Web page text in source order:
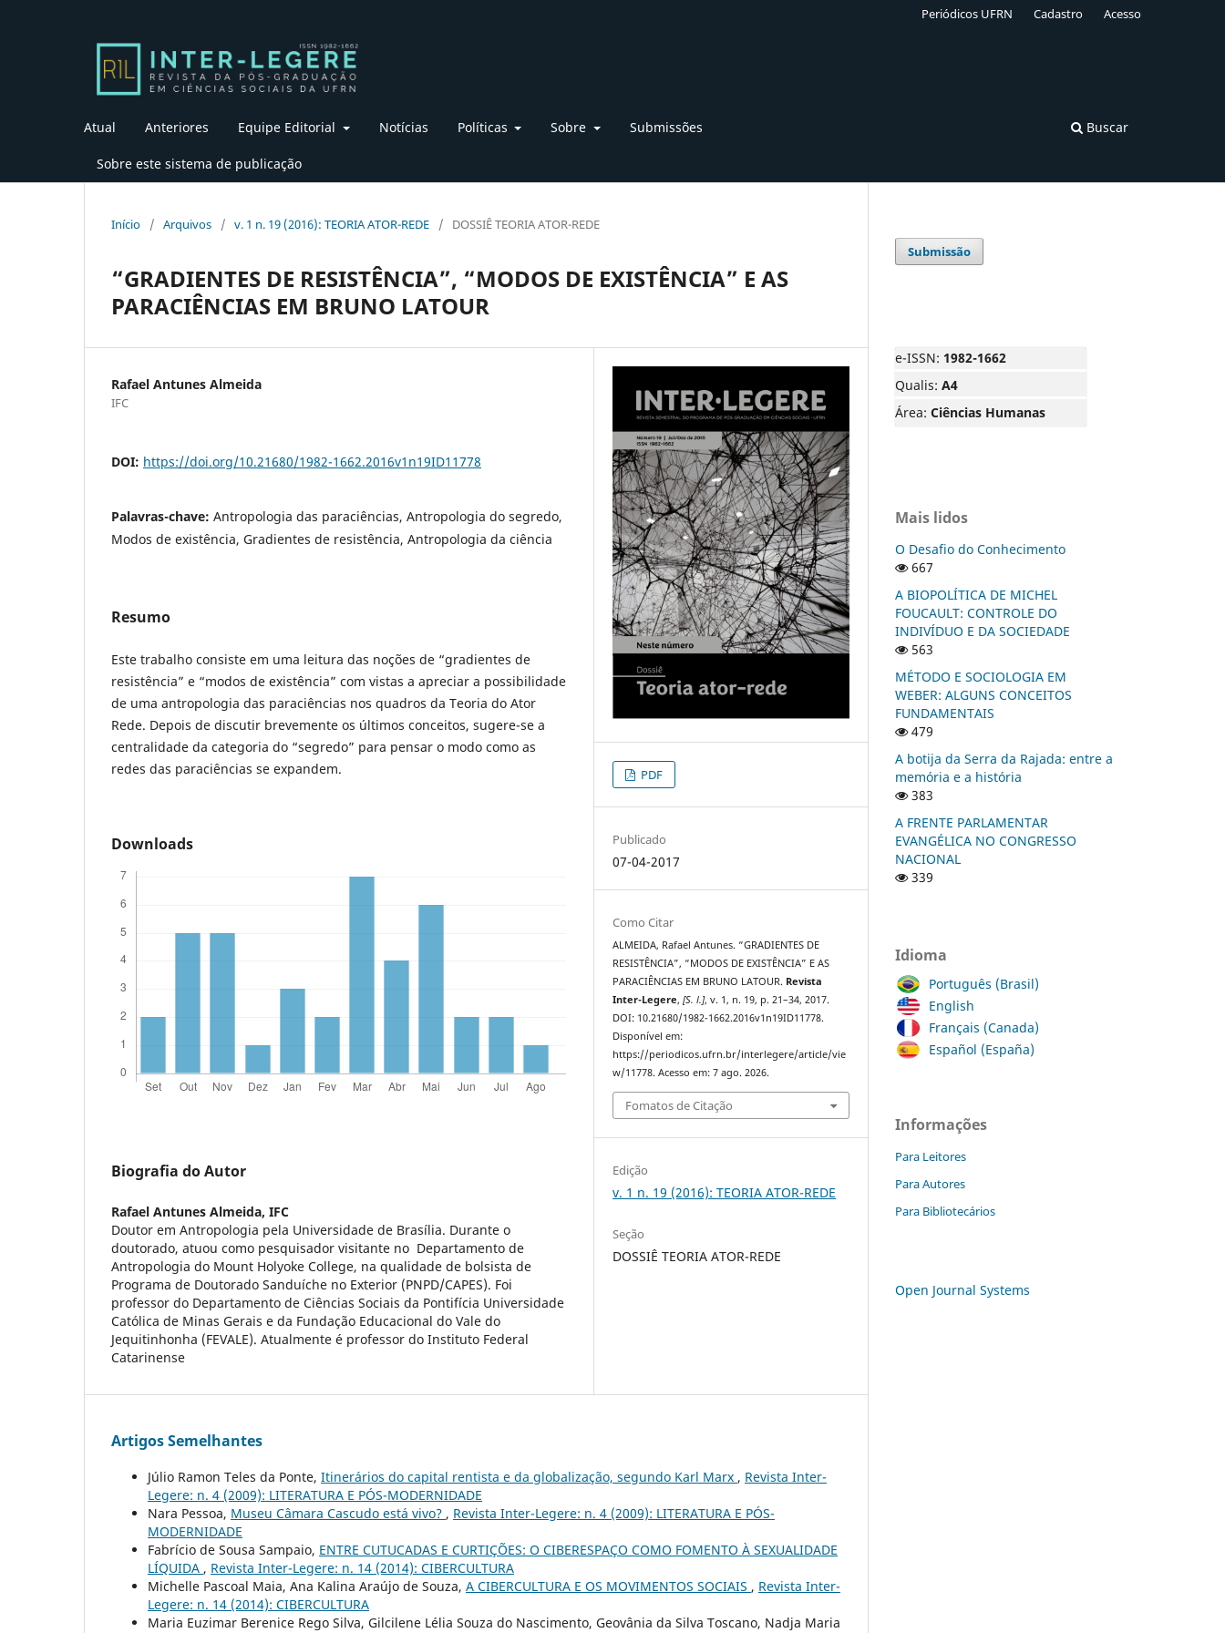
Atual Anteriores Equipe Editorial Notícias Políticas Sobre Submissões
Sobre este sistema de publicação
Buscar
Periódicos UFRN Cadastro Acesso
Início / Arquivos / v. 1 n. 19 (2016): TEORIA ATOR-REDE / DOSSIÊ TEORIA ATOR-REDE
“GRADIENTES DE RESISTÊNCIA”, “MODOS DE EXISTÊNCIA” E AS
PARACIÊNCIAS EM BRUNO LATOUR
Rafael Antunes Almeida
IFC
DOI: https://doi.org/10.21680/1982-1662.2016v1n19ID11778
Palavras-chave: Antropologia das paraciências, Antropologia do segredo,
Modos de existência, Gradientes de resistência, Antropologia da ciência
Resumo
Este trabalho consiste em uma leitura das noções de “gradientes de
resistência” e “modos de existência” com vistas a apreciar a possibilidade
de uma antropologia das paraciências nos quadros da Teoria do Ator
Rede. Depois de discutir brevemente os últimos conceitos, sugere-se a
centralidade da categoria do “segredo” para pensar o modo como as
redes das paraciências se expandem.
Downloads
Biografia do Autor
Rafael Antunes Almeida, IFC
Doutor em Antropologia pela Universidade de Brasília. Durante o
doutorado, atuou como pesquisador visitante no Departamento de
Antropologia do Mount Holyoke College, na qualidade de bolsista de
Programa de Doutorado Sanduíche no Exterior (PNPD/CAPES). Foi
professor do Departamento de Ciências Sociais da Pontifícia Universidade
Católica de Minas Gerais e da Fundação Educacional do Vale do
Jequitinhonha (FEVALE). Atualmente é professor do Instituto Federal
Catarinense
PDF
Publicado
07-04-2017
Como Citar
ALMEIDA, Rafael Antunes. “GRADIENTES DE
RESISTÊNCIA”, “MODOS DE EXISTÊNCIA” E AS
PARACIÊNCIAS EM BRUNO LATOUR. Revista
Inter-Legere,[S. l.], v. 1, n. 19, p. 21–34, 2017.
DOI: 10.21680/1982-1662.2016v1n19ID11778.
Disponível em:
https://periodicos.ufrn.br/interlegere/article/vie
w/11778. Acesso em: 7 ago. 2026.
Fomatos de Citação
Edição
v. 1 n. 19 (2016): TEORIA ATOR-REDE
Seção
DOSSIÊ TEORIA ATOR-REDE
Artigos Semelhantes
Júlio Ramon Teles da Ponte, Itinerários do capital rentista e da globalização, segundo Karl Marx , Revista Inter-
Legere: n. 4 (2009): LITERATURA E PÓS-MODERNIDADE
Nara Pessoa, Museu Câmara Cascudo está vivo? , Revista Inter-Legere: n. 4 (2009): LITERATURA E PÓS-
MODERNIDADE
Fabrício de Sousa Sampaio, ENTRE CUTUCADAS E CURTIÇÕES: O CIBERESPAÇO COMO FOMENTO À SEXUALIDADE
LÍQUIDA , Revista Inter-Legere: n. 14 (2014): CIBERCULTURA
Michelle Pascoal Maia, Ana Kalina Araújo de Souza, A CIBERCULTURA E OS MOVIMENTOS SOCIAIS , Revista Inter-
Legere: n. 14 (2014): CIBERCULTURA
Maria Euzimar Berenice Rego Silva, Gilcilene Lélia Souza do Nascimento, Geovânia da Silva Toscano, Nadja Maria
Submissão
e-ISSN: 1982-1662
Qualis: A4
Área: Ciências Humanas
Mais lidos
O Desafio do Conhecimento
667
A BIOPOLÍTICA DE MICHEL
FOUCAULT: CONTROLE DO
INDIVÍDUO E DA SOCIEDADE
563
MÉTODO E SOCIOLOGIA EM
WEBER: ALGUNS CONCEITOS
FUNDAMENTAIS
479
A botija da Serra da Rajada: entre a
memória e a história
383
A FRENTE PARLAMENTAR
EVANGÉLICA NO CONGRESSO
NACIONAL
339
Idioma
Português (Brasil)
English
Français (Canada)
Español (España)
Informações
Para Leitores
Para Autores
Para Bibliotecários
Open Journal Systems